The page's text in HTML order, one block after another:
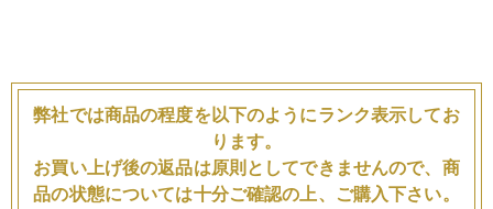
弊社では商品の程度を以下のようにランク表示してお
ります。
お買い上げ後の返品は原則としてできませんので、商
品の状態については十分ご確認の上、ご購入下さい。